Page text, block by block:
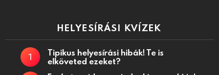
HELYESÍRÁSI KVÍZEK
Tipikus helyesírási hibák! Te is
elköveted ezeket?